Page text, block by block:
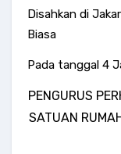
Disahkan di
Biasa
Pada tanggal 4
PENGURUS
SATUAN